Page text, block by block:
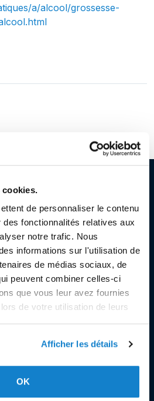
cookies.
de personnaliser le contenu
fonctionnalités relatives aux
notre trafic. Nous
informations sur l'utilisation de
de médias sociaux, de
peuvent combiner celles-ci
que vous leur avez fournies
de votre utilisation de leurs
Afficher les détails
OK
a/alcool/grossesse-